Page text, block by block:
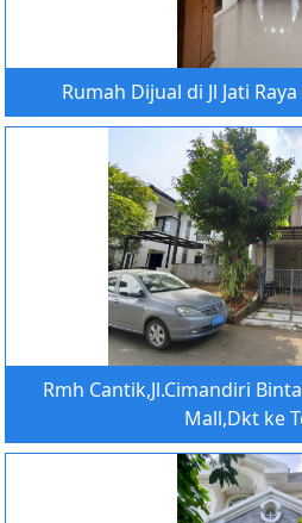
Rumah Dijual di Jl Jati
Rmh Cantik,Jl.Cimandiri
Mall,Dkt ke